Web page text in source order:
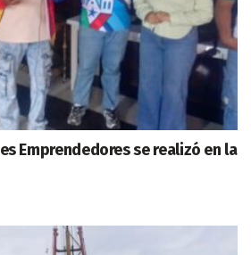
Emprendedores se realizó en la